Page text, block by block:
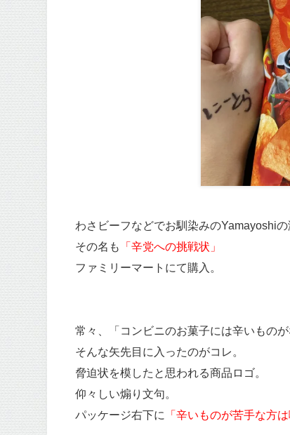
わさビーフなどでお馴染みのYamayoshiの
その名も
「辛党への挑戦状」
ファミリーマートにて購入。
常々、「コンビニのお菓子には辛いもの
そんな矢先目に入ったのがコレ。
脅迫状を模したと思われる商品ロゴ。
仰々しい煽り文句。
パッケージ右下に
「辛いものが苦手な方